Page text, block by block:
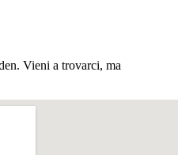
Vieni a trovarci, ma